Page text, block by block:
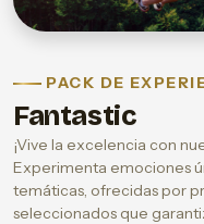
PACK DE
Fantastic
¡Vive la excelencia con
Experimenta emociones
temáticas, ofrecidas por
seleccionados que